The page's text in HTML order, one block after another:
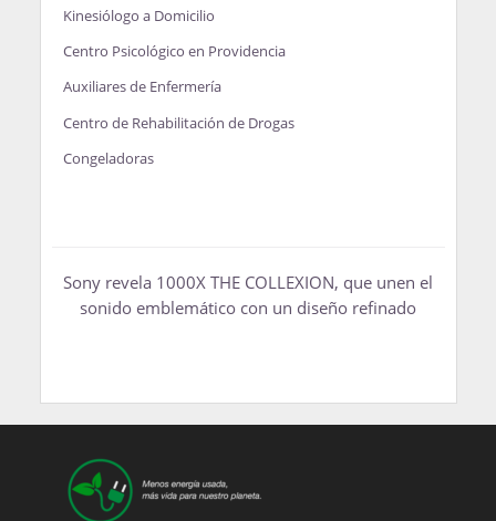
Kinesiólogo a Domicilio
Centro Psicológico en Providencia
Auxiliares de Enfermería
Centro de Rehabilitación de Drogas
Congeladoras
Sony revela 1000X THE COLLEXION, que unen el
sonido emblemático con un diseño refinado